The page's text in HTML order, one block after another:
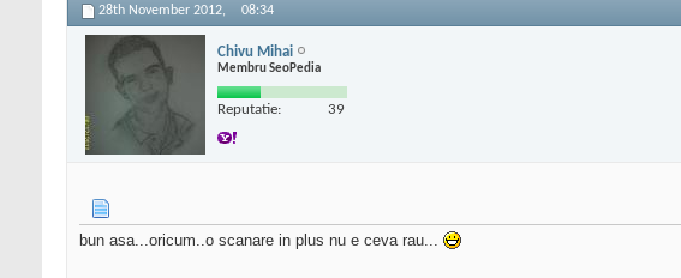
28th November 2012, 08:34
Chivu Mihai
Membru SeoPedia
Reputatie: 39
bun asa...oricum..o scanare in plus nu e ceva rau...